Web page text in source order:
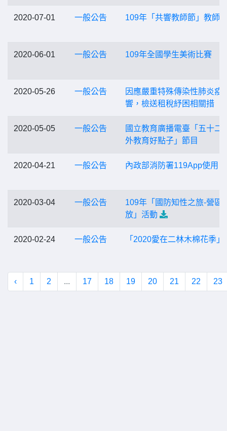
2020-07-01 一般公告 109年「共響教師節」教師
2020-06-01 一般公告 109年全國學生美術比賽
2020-05-26 一般公告
因應嚴重特殊傳染性肺炎疫
響，檢送租稅紓困相關措
2020-05-05 一般公告
國立教育廣播電臺「五十二
外教育好點子」節目
2020-04-21 一般公告 內政部消防署119App使用
2020-03-04 一般公告
109年「國防知性之旅-營區
放」活動
2020-02-24 一般公告 「2020愛在二林木棉花季」
‹ 1 2 ... 17 18 19 20 21 22 23